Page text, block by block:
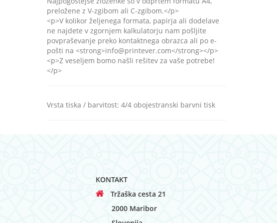
preložene z V-zgibom ali C-zgibom.</p>
<p>V kolikor željenega formata, papirja ali dodelave
ne najdete v zgornjem kalkulatorju nam pošljite
povpraševanje preko kontaktnega obrazca ali po e-
pošti na <strong>info@printever.com</strong></p>
<p>Z veseljem bomo našli rešitev za vaše potrebe!
</p>
Vrsta tiska / barvitost: 4/4 obojestranski barvni tisk
KONTAKT
Tržaška cesta 21
2000 Maribor